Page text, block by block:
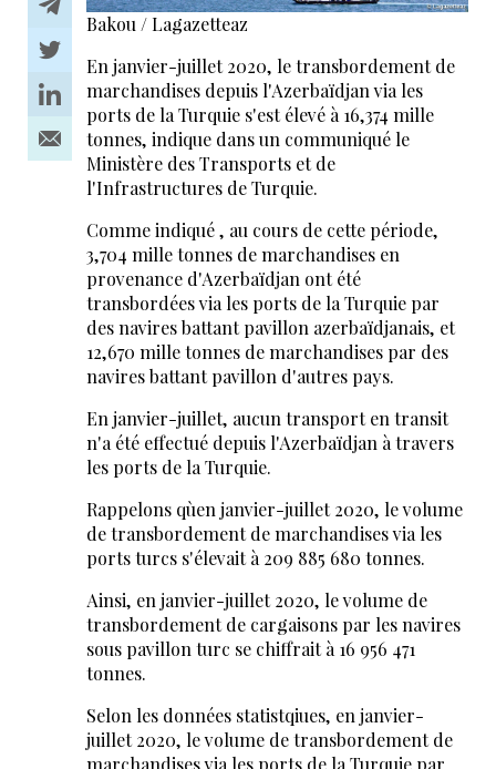
Bakou / Lagazetteaz
En janvier-juillet 2020, le transbordement de
marchandises depuis l'Azerbaïdjan via les
ports de la Turquie s'est élevé à 16,374 mille
tonnes, indique dans un communiqué le
Ministère des Transports et de
l'Infrastructures de Turquie.
Comme indiqué , au cours de cette période,
3,704 mille tonnes de marchandises en
provenance d'Azerbaïdjan ont été
transbordées via les ports de la Turquie par
des navires battant pavillon azerbaïdjanais, et
12,670 mille tonnes de marchandises par des
navires battant pavillon d'autres pays.
En janvier-juillet, aucun transport en transit
n'a été effectué depuis l'Azerbaïdjan à travers
les ports de la Turquie.
Rappelons qu`en janvier-juillet 2020, le volume
de transbordement de marchandises via les
ports turcs s'élevait à 209 885 680 tonnes.
Ainsi, en janvier-juillet 2020, le volume de
transbordement de cargaisons par les navires
sous pavillon turc se chiffrait à 16 956 471
tonnes.
Selon les données statistqiues, en janvier-
juillet 2020, le volume de transbordement de
marchandises via les ports de la Turquie par